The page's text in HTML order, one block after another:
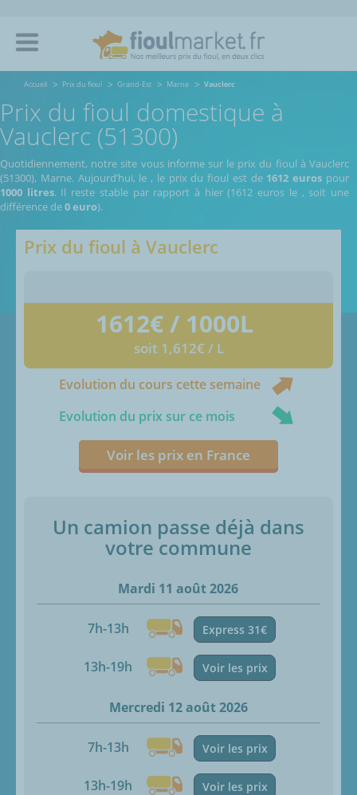
Accueil Prix du fioul Grand-Est Marne Vauclerc
Prix du fioul domestique à
Vauclerc (51300)
Quotidiennement, notre site vous informe sur le prix du fioul à Vauclerc
(51300), Marne. Aujourd’hui, le, le prix du fioul est de 1612 euros pour
1000 litres. Il reste stable par rapport à hier (1612 euros le , soit une
différence de0 euro).
Prix du fioul à Vauclerc
1612€ / 1000L
soit 1,612€ / L
Evolution du cours cette semaine
Evolution du prix sur ce mois
Voir les prix en France
Un camion passe déjà dans
votre commune
Mardi 11 août 2026
7h-13h Express 31€
13h-19h Voir les prix
Mercredi 12 août 2026
7h-13h Voir les prix
13h-19h Voir les prix